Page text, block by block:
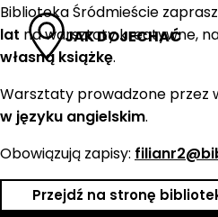
JAK DOJECHAĆ
Biblioteka Śródmieście
lat na warsztaty kreatywne,
własną książkę.
Warsztaty prowadzone przez
w języku angielskim.
Obowiązują zapisy:
Przejdź na stronę